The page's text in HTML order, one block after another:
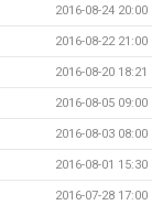
2016-08-24 20:00
2016-08-22 21:00
2016-08-20 18:21
2016-08-05 09:00
2016-08-03 08:00
2016-08-01 15:30
2016-07-28 17:00